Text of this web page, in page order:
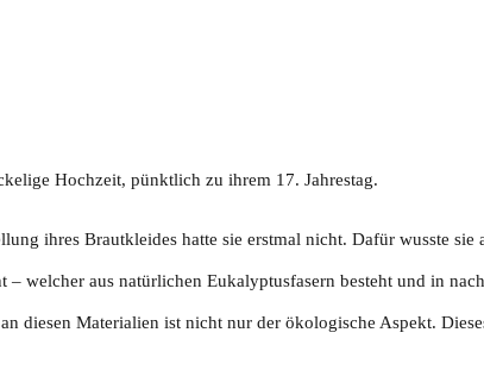
Hochzeit, pünktlich zu ihrem 17. Jahrestag.
ihres Brautkleides hatte sie erstmal nicht. Dafür wusste sie
welcher aus natürlichen Eukalyptusfasern besteht und in
diesen Materialien ist nicht nur der ökologische Aspekt.